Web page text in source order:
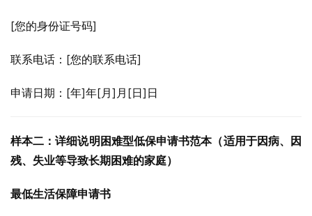
[您的身份证号码]
联系电话：[您的联系电话]
申请日期：[年]年[月]月[日]日
样本二：详细说明困难型低保申请书范本（适用于因病、因
残、失业等导致长期困难的家庭）
最低生活保障申请书